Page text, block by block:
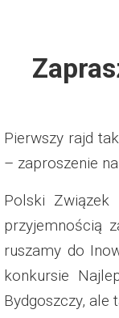
Pierwszy rajd
– zaproszenie
Polski Związek
przyjemnością
ruszamy do
konkursie
Bydgoszczy, ale